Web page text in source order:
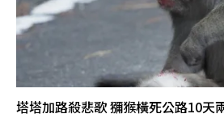
塔塔加路殺悲歌 獼猴橫死公路10天